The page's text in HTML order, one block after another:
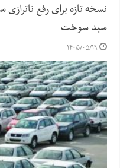
نسخه تازه برای رفع
سبد سوخت
۱۴۰۵/۰۵/۱۹